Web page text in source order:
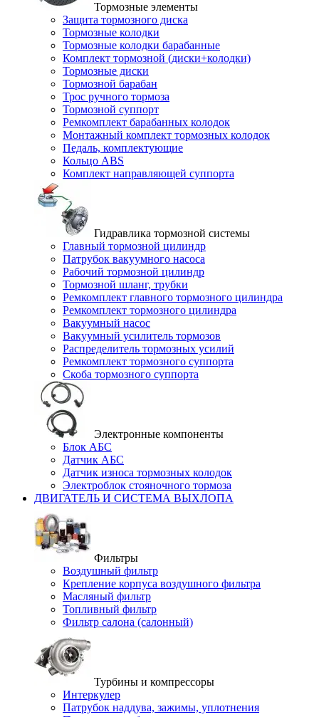
Тормозные элементы
Защита тормозного диска
Тормозные колодки
Тормозные колодки барабанные
Комплект тормозной (диски+колодки)
Тормозные диски
Тормозной барабан
Трос ручного тормоза
Тормозной суппорт
Ремкомплект барабанных колодок
Монтажный комплект тормозных колодок
Педаль, комплектующие
Кольцо ABS
Комплект направляющей суппорта
Гидравлика тормозной системы
Главный тормозной цилиндр
Патрубок вакуумного насоса
Рабочий тормозной цилиндр
Тормозной шланг, трубки
Ремкомплект главного тормозного цилиндра
Ремкомплект тормозного цилиндра
Вакуумный насос
Вакуумный усилитель тормозов
Распределитель тормозных усилий
Ремкомплект тормозного суппорта
Скоба тормозного суппорта
Электронные компоненты
Блок АБС
Датчик АБС
Датчик износа тормозных колодок
Электроблок стояночного тормоза
ДВИГАТЕЛЬ И СИСТЕМА ВЫХЛОПА
Фильтры
Воздушный фильтр
Крепление корпуса воздушного фильтра
Масляный фильтр
Топливный фильтр
Фильтр салона (салонный)
Турбины и компрессоры
Интеркулер
Патрубок наддува, зажимы, уплотнения